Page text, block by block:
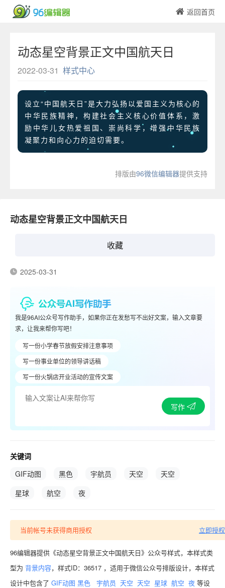
返回首页
动态星空背景正文中国航天日
2022-03-31 样式中心
设立“中国航天日”是大力弘扬以爱国主义为核心的
中华民族精神，构建社会主义核心价值体系，激
励中华儿女热爱祖国、崇尚科学，增强中华民族
凝聚力和向心力的迫切需要。
排版由96微信编辑器提供支持
动态星空背景正文中国航天日
收藏
2025-03-31
我是96AI公众号写作助手，如果你正在发愁写不出好文案，输入文章要
求，让我来帮你写吧！
写一份小学春节放假安排注意事项
写一份事业单位的领导讲话稿
写一份火锅店开业活动的宣传文案
写作
关键词
GIF动图
黑色 宇航员 天空
天空
星球
航空 夜
当前帐号未获得商用授权 立即授权
96编辑器提供《动态星空背景正文中国航天日》公众号样式，本样式类
型为 背景内容，样式ID：36517 ，适用于微信公众号排版设计，本样式
设计中包含了 GIF动图 黑色 宇航员 天空 天空 星球 航空 夜 等设